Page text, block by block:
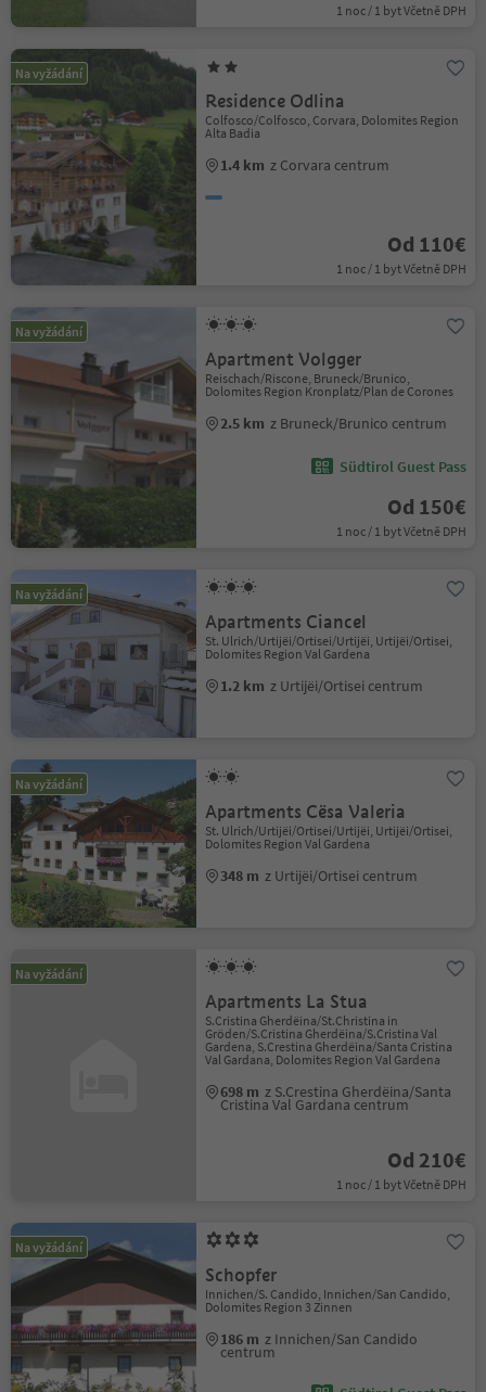
1 noc / 1 byt Včetně DPH
Na vyžádání
Residence Odlina
Colfosco/Colfosco, Corvara, Dolomites Region
Alta Badia
1.4 km z Corvara centrum
Od 110€
1 noc / 1 byt Včetně DPH
Na vyžádání
Apartment Volgger
Reischach/Riscone, Bruneck/Brunico,
Dolomites Region Kronplatz/Plan de Corones
2.5 km z Bruneck/Brunico centrum
Südtirol Guest Pass
Od 150€
1 noc / 1 byt Včetně DPH
Na vyžádání
Apartments Ciancel
St. Ulrich/Urtijëi/Ortisei/Urtijëi, Urtijëi/Ortisei,
Dolomites Region Val Gardena
1.2 km z Urtijëi/Ortisei centrum
Na vyžádání
Apartments Cësa Valeria
St. Ulrich/Urtijëi/Ortisei/Urtijëi, Urtijëi/Ortisei,
Dolomites Region Val Gardena
348 m z Urtijëi/Ortisei centrum
Na vyžádání
Apartments La Stua
S.Cristina Gherdëina/St.Christina in
Gröden/S.Cristina Gherdëina/S.Cristina Val
Gardena, S.Crestina Gherdëina/Santa Cristina
Val Gardana, Dolomites Region Val Gardena
698 m z S.Crestina Gherdëina/Santa
Cristina Val Gardana centrum
Od 210€
1 noc / 1 byt Včetně DPH
Na vyžádání
Schopfer
Innichen/S. Candido, Innichen/San Candido,
Dolomites Region 3 Zinnen
186 m z Innichen/San Candido
centrum